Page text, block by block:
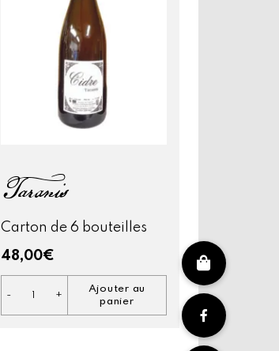
Taranis
Carton de 6 bouteilles
48,00€
-
quantité
de
+
Ajouter au
panier